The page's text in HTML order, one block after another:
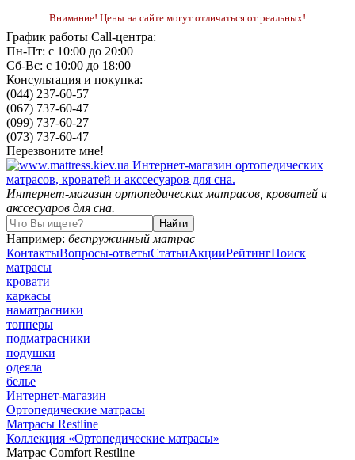
Внимание! Цены на сайте могут отличаться от реальных!
График работы Call-центра:
Пн-Пт: с 10:00 до 20:00
Сб-Вс: с 10:00 до 18:00
Консультация и покупка:
(044) 237-60-57
(067) 737-60-47
(099) 737-60-27
(073) 737-60-47
Перезвоните мне!
Интернет-магазин ортопедических матрасов, кроватей и
акссесуаров для сна.
Например: беспружинный матрас
КонтактыВопросы-ответыСтатьиАкцииРейтингПоиск
матрасы
кровати
каркасы
наматрасники
топперы
подматрасники
подушки
одеяла
белье
Интернет-магазин
Ортопедические матрасы
Матрасы Restline
Коллекция «Ортопедические матрасы»
Матрас Comfort Restline